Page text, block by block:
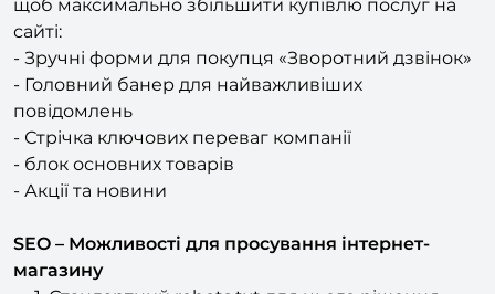
Головна сторінка рішення зроблена таким чином,
щоб максимально збільшити купівлю послуг на
сайті:
- Зручні форми для покупця «Зворотний дзвінок»
- Головний банер для найважливіших
повідомлень
- Стрічка ключових переваг компанії
- блок основних товарів
SEO – Можливості для просування інтернет-